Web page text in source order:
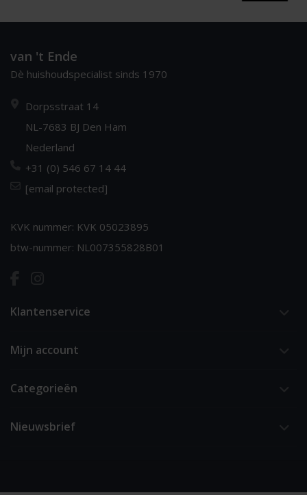
van 't Ende
Dè huishoudspecialist sinds 1970
Dorpsstraat 14
NL-7683 BJ Den Ham
Nederland
+31 (0) 546 67 14 44
[email protected]
KVK nummer: KVK 05023895
btw-nummer: NL007355828B01
Klantenservice
Mijn account
Categorieën
Nieuwsbrief